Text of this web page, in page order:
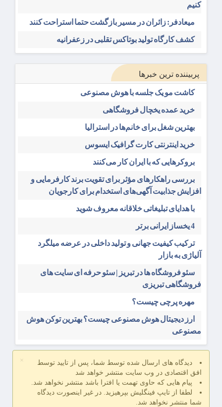
کنیم
میعادفر: زائران در مسیر بازگشت حتما استراحت کنند
کشف کارگاه تولید بوتاکس تقلبی در زعفرانیه
پربیننده ترین خبرها
کاشت مو یک جلسه با هوش مصنوعی
خرید عمده یخچال فروشگاهی
بهترین شغل برای خانم‌ها در استرالیا
خرید اینترنتی کارت گرافیک ایسوس
بروکرهایی‌ که با ایران کار می‌کنند
بررسی راهکارهای مؤثر برای تقویت برند کارفرمایی و
افزایش جذابیت آگهی‌های استخدام برای کارجویان
با هدایای تبلیغاتی خلاقانه معروف شوید
4 یخساز ایرانی برتر
ترکیب کیفیت جهانی و تولید داخلی در عرضه میلگرد
آلیاژی به بازار
سئو فروشگاه‌ ها در تبریز | سئو حرفه ای سایت های
فروشگاهی تبریزی
مهره پرچی چیست؟
ارز دیجیتال هوش مصنوعی چیست؟ بهترین توکن هوش
مصنوعی
×
دیدگاه های ارسال شده توسط شما، پس از تایید توسط
افق اقتصادی در وب سایت منتشر خواهد شد
پیام هایی که حاوی تهمت یا افترا باشد منتشر نخواهد شد.
لطفا از تایپ فینگلیش بپرهیزید. در غیر اینصورت دیدگاه
شما منتشر نخواهد شد.